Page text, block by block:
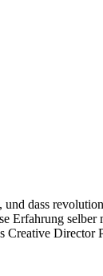
dass
Erfahrung selber
Creative